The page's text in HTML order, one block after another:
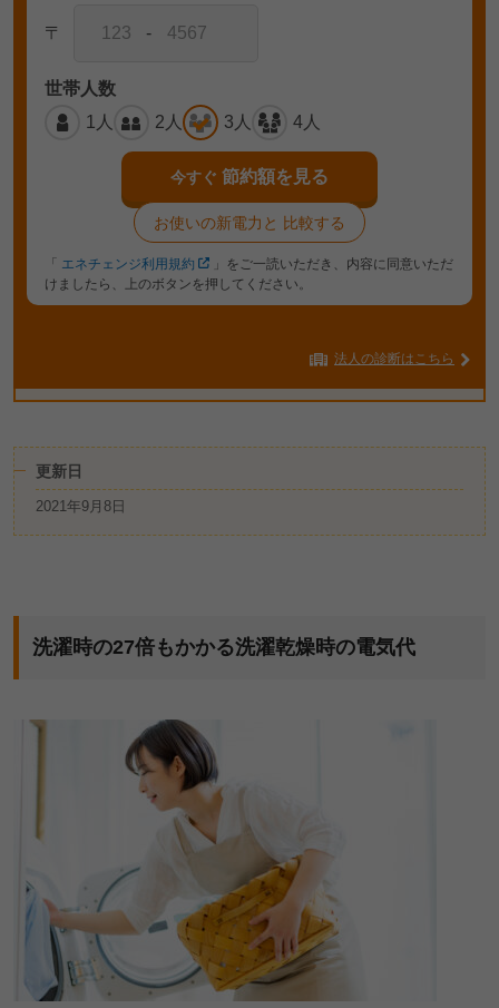
〒 -
世帯人数
1人
2人 3人 4人
今すぐ 節約額を見る
お使いの新電力と 比較する
「 エネチェンジ利用規約
」をご一読いただき、内容に同意いただ
けましたら、上のボタンを押してください。
法人の診断はこちら
更新日
2021年9月8日
洗濯時の27倍もかかる洗濯乾燥時の電気代